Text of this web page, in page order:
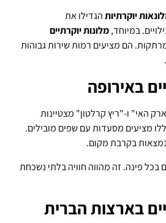
יוקרתיותהגדילו את
במיוחד,מלונות יוקרתיים
מרתקות. הם מציעים רמות שירות גבוהות
באירופה
האי" ו-"ריץ קרלטון" מצטיינות
מציעים מסעדות עם שפים מובילים.
בקרבת מקום.
בכל פינה. זה מהווה חוויה בלתי נשכחת
בארצות הברית